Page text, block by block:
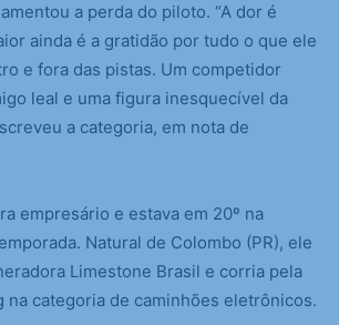
a perda do piloto. “A dor é
ainda é a gratidão por tudo o que ele
e fora das pistas. Um competidor
leal e uma figura inesquecível da
a categoria, em nota de
empresário e estava em 20º na
Natural de Colombo (PR), ele
Limestone Brasil e corria pela
na categoria de caminhões eletrônicos.